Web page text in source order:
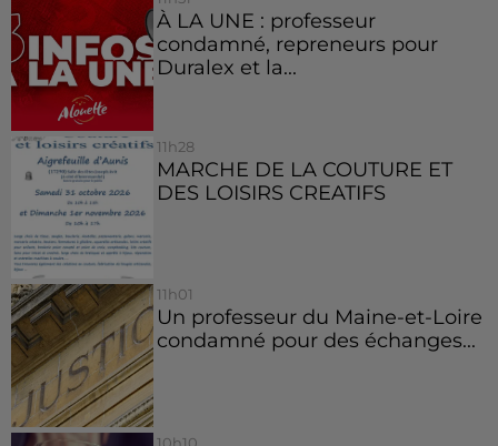
À LA UNE : professeur
condamné, repreneurs pour
Duralex et la...
11h28
MARCHE DE LA COUTURE ET
DES LOISIRS CREATIFS
11h01
Un professeur du Maine-et-Loire
condamné pour des échanges...
10h10